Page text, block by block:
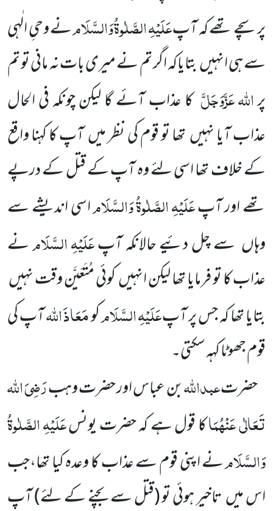
پر سچے تھے کہ آپعَلَیْہِالصَّلٰوۃُوَالسَّلَامنے وحیِ الٰہی
سے ہی انہیںبتایاکہ اگر تم نے میری بات نہ مانی تو تم
پراللہعَزَّوَجَلَّ کا عذاب آئے گا لیکن چونکہ فی الحال
عذاب آیا نہیںتھا تو قوم کی نظر میںآپ کا کہنا واقع
کے خلاف تھا اسی لئے وہ آپکے قتل کے درپے
تھے اور آپعَلَیْہِالصَّلٰوۃُوَالسَّلَاماسی اندیشے سے
وہاں سے چل دئیے حالانکہ آپعَلَیْہِالسَّلَامنے
عذابکا تو فرمایا تھا لیکن انہیںکوئی مُتَعَیَّن وقت نہیں
بتایا تھا کہ جس پر آپعَلَیْہِالسَّلَامکومَعَاذَاللہآپ کی
قوم جھوٹا کہہ سکتی۔
حضرتعبداللہبن عباس اور حضرت وہبرَضِیَ اللہ
تَعَالٰی عَنْہُمَاکا قول ہے کہ حضرت یونسعَلَیْہِالصَّلٰوۃُ
وَالسَّلَامنے اپنی قوم سے عذاب کا وعدہ کیا تھا،جب
اس میںتاخیر ہوئی تو(قتل سے بچنے کے لئے)آپ